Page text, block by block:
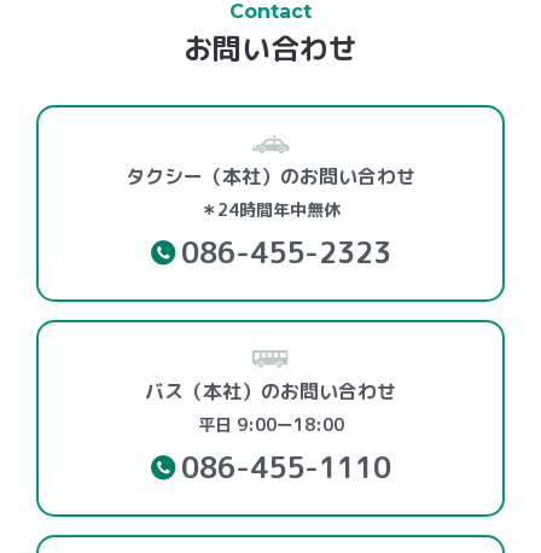
Contact
お問い合わせ
タクシー（本社）のお問い合わせ
＊24時間年中無休
086-455-2323
バス（本社）のお問い合わせ
平日 9:00ー18:00
086-455-1110